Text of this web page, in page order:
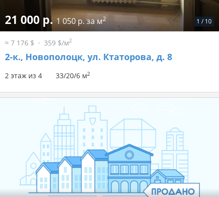
1 / 10
21 000 р.1 050 р. за м2
≈ 7 176 $ 359 $/м2
2-к., Новополоцк, ул. Ктаторова, д. 8
2 этаж из 4 33/20/6 м2